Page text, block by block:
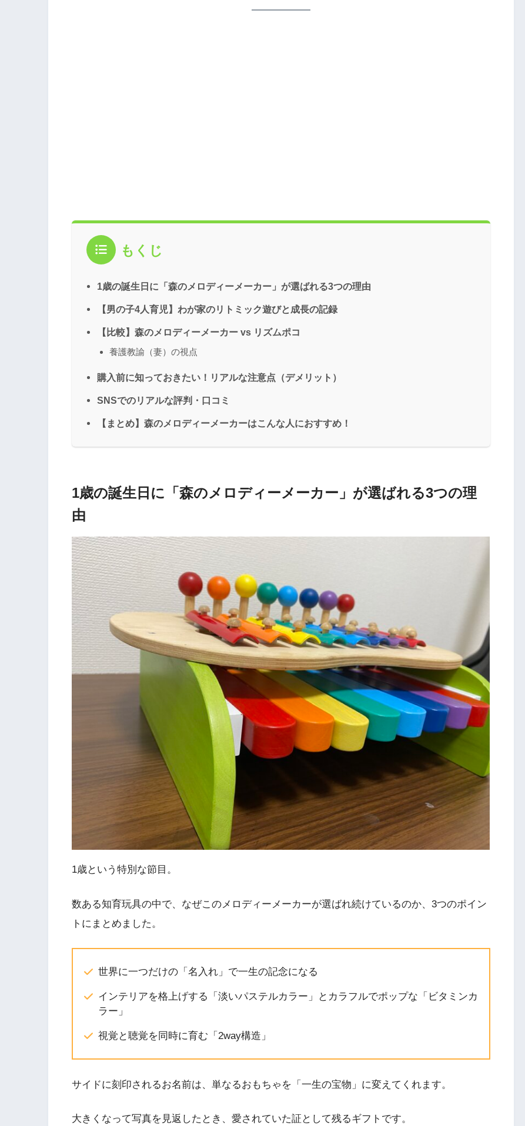
もくじ
1歳の誕生日に「森のメロディーメーカー」が選ばれる3つの理由
【男の子4人育児】わが家のリトミック遊びと成長の記録
【比較】森のメロディーメーカー vs リズムポコ
養護教諭（妻）の視点
購入前に知っておきたい！リアルな注意点（デメリット）
SNSでのリアルな評判・口コミ
【まとめ】森のメロディーメーカーはこんな人におすすめ！
1歳の誕生日に「森のメロディーメーカー」が選ばれる3つの理
由
1歳という特別な節目。
数ある知育玩具の中で、なぜこのメロディーメーカーが選ばれ続けているのか、3つのポイン
トにまとめました。
世界に一つだけの「名入れ」で一生の記念になる
インテリアを格上げする「淡いパステルカラー」とカラフルでポップな「ビタミンカ
ラー」
視覚と聴覚を同時に育む「2way構造」
サイドに刻印されるお名前は、単なるおもちゃを「一生の宝物」に変えてくれます。
大きくなって写真を見返したとき、愛されていた証として残るギフトです。